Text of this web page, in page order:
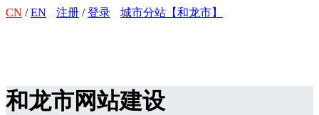
CN /EN 注册 /登录 城市分站【和龙市】
和龙市网站建设